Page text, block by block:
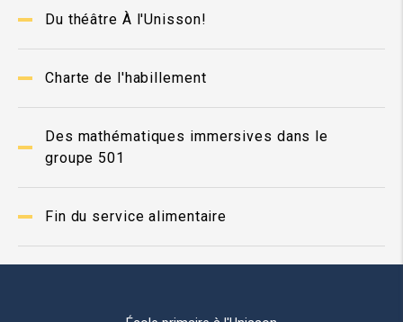
Du théâtre À l'Unisson!
Charte de l'habillement
Des mathématiques immersives dans le
groupe 501
Fin du service alimentaire